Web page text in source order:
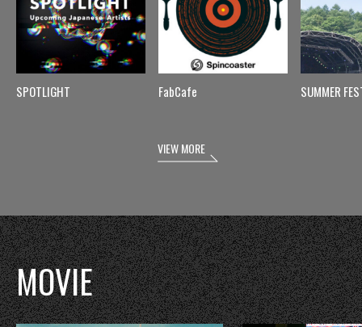
SPOTLIGHT FabCafe SUMMER
VIEW MORE
MOVIE